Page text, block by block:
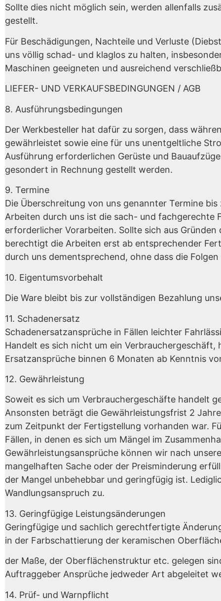
Sollte dies nicht möglich sein, werden allenfalls
gestellt.
Für Beschädigungen, Nachteile und Verluste
uns völlig schad- und klaglos zu halten,
Maschinen geeigneten und ausreichend
LIEFER- UND VERKAUFSBEDINGUNGEN / AGB
8. Ausführungsbedingungen
Der Werkbesteller hat dafür zu sorgen, dass
gewährleistet sowie eine für uns unentgeltliche
Ausführung erforderlichen Gerüste und
gesondert in Rechnung gestellt werden.
9. Termine
Die Überschreitung von uns genannter Termine
Arbeiten durch uns ist die sach- und fachgerechte
erforderlicher Vorarbeiten. Sollte sich aus
berechtigt die Arbeiten erst ab entsprechender
durch uns dementsprechend, ohne dass die
10. Eigentumsvorbehalt
Die Ware bleibt bis zur vollständigen Bezahlung
11. Schadenersatz
Schadenersatzansprüche in Fällen leichter
Handelt es sich nicht um ein
Ersatzansprüche binnen 6 Monaten ab Kenntnis
12. Gewährleistung
Soweit es sich um Verbrauchergeschäfte handelt
Ansonsten beträgt die Gewährleistungsfrist 2
zum Zeitpunkt der Fertigstellung vorhanden war.
Fällen, in denen es sich um Mängel im
Gewährleistungsansprüche können wir nach
mangelhaften Sache oder der Preisminderung
der Mangel unbehebbar und geringfügig ist.
Wandlungsanspruch zu.
13. Geringfügige Leistungsänderungen
Geringfügige und sachlich gerechtfertigte
in der Farbschattierung der keramischen
der Maße, der Oberflächenstruktur etc. gelegen
Auftraggeber Ansprüche jedweder Art abgeleitet
14. Prüf- und Warnpflicht